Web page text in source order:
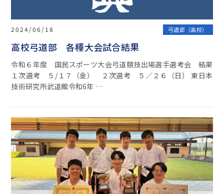
2024/06/18 弓道部（高校）
高校弓道部 各種大会試合結果
令和６年度 国民スポーツ大会弓道競技出場選手選考会 結果
１次選考 ５/１７（金） ２次選考 ５／２６（日） 東日本
技術研究所武道館令和6年 …